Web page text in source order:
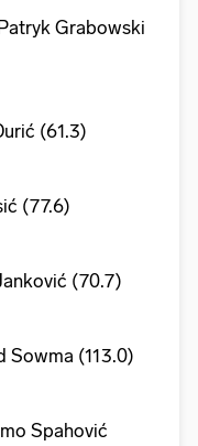
Grabowski
(61.3)
(77.6)
(70.7)
Sowma (113.0)
Spahović